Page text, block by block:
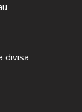
divisa